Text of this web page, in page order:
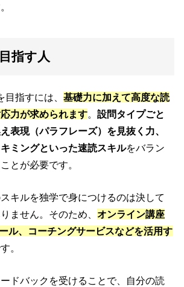
指す人
目指すには、基礎力に加えて高度な読
力が求められます。設問タイプごと
表現（パラフレーズ）を見抜く力、
ミングといった速読スキルをバラン
とが必要です。
キルを独学で身につけるのは決して
ません。そのため、オンライン講座
ル、コーチングサービスなどを活用す
。
ドバックを受けることで、自分の読